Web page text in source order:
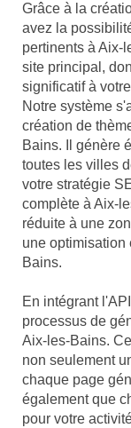
Grâce à la
avez la
pertinents à Aix-
site principal,
significatif à
Notre système
création de
Bains. Il génère
toutes les villes
votre stratégie
complète à Aix-
réduite à une
une optimisation
Bains.
En intégrant
processus de
Aix-les-Bains.
non seulement
chaque page
également que
pour votre